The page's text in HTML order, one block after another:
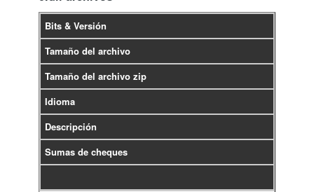
Bits & Versión
Tamaño del archivo
Tamaño del archivo zip
Idioma
Descripción
Sumas de cheques